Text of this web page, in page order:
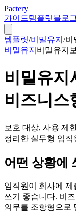
Pactery
가이드템플릿블로그
템플릿/비밀유지 /비
비밀유지 비밀유지
비밀유지
비즈니스
보호 대상, 사용 제
정리한 실무형 임
어떤 상황에
임직원이 회사에
쓰기 좋습니다. 비
의무를 조항형으로